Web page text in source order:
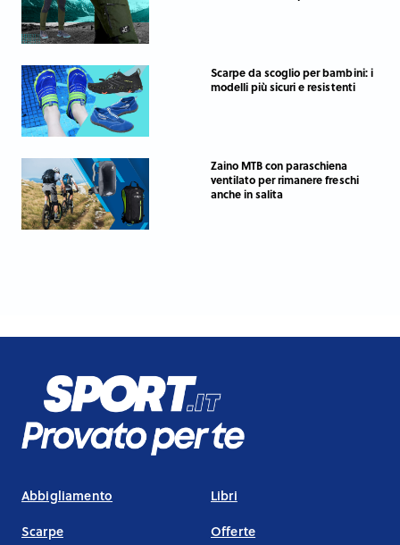
Scarpe da scoglio per bambini: i
modelli più sicuri e resistenti
Zaino MTB con paraschiena
ventilato per rimanere freschi
anche in salita
Abbigliamento
Scarpe
Libri
Offerte